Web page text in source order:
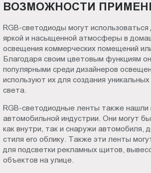
ВОЗМОЖНОСТИ
RGB-светодиоды могут использоваться
яркой и насыщенной атмосферы в
освещения коммерческих помещений
Благодаря своим цветовым функциям
популярными среди дизайнеров
используют их для создания
света.
RGB-светодиодные ленты также нашли
автомобильной индустрии. Они могут
как внутри, так и снаружи автомобиля,
стиля его облику. Также эти ленты
для подсветки рекламных щитов,
объектов на улице.